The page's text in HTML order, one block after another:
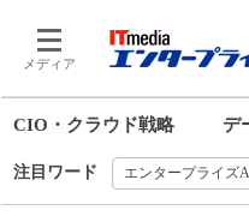
メディア
CIO・クラウド戦略 デ
注目ワード エンタープライズ